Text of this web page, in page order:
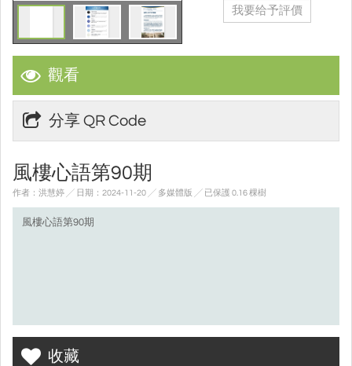
觀看
分享 QR Code
風樓心語第90期
作者：洪慧婷 ╱ 日期：2024-11-20 ╱ 多媒體版 ╱ 已保護 0.16 棵樹
風樓心語第90期
收藏
我要给予評價